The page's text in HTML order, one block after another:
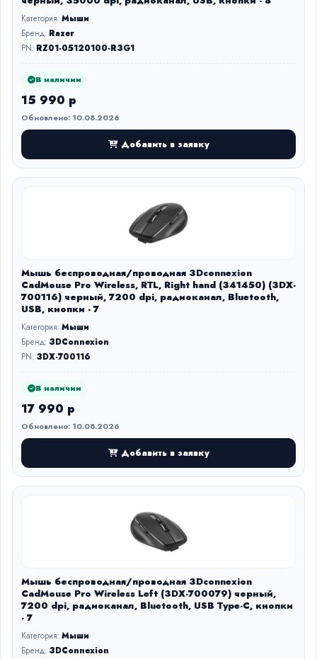
Категория:Мыши
Бренд: Razer
PN: RZ01-05120100-R3G1
В наличии
15 990 р
Обновлено: 10.08.2026
Добавить в заявку
Мышь беспроводная/проводная 3Dconnexion
CadMouse Pro Wireless, RTL, Right hand (341450) (3DX-
700116) черный, 7200 dpi, радиоканал, Bluetooth,
USB, кнопки - 7
Категория:Мыши
Бренд: 3DConnexion
PN: 3DX-700116
В наличии
17 990 р
Обновлено: 10.08.2026
Добавить в заявку
Мышь беспроводная/проводная 3Dconnexion
CadMouse Pro Wireless Left (3DX-700079) черный,
7200 dpi, радиоканал, Bluetooth, USB Type-C, кнопки
- 7
Категория:Мыши
Бренд: 3DConnexion